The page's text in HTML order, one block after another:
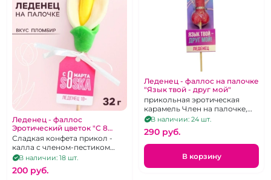
Леденец - фаллос
Эротический цветок "С 8
марта соска"
Сладкая конфета прикол -
калла с членом-пестиком
внутри
В наличии: 18 шт.
200 pуб.
Леденец - фаллос на палочке
"Язык твой - друг мой"
прикольная эротическая
карамель Член на палочке,
клубничный вкус, 20 г
В наличии: 24 шт.
290 pуб.
В корзину